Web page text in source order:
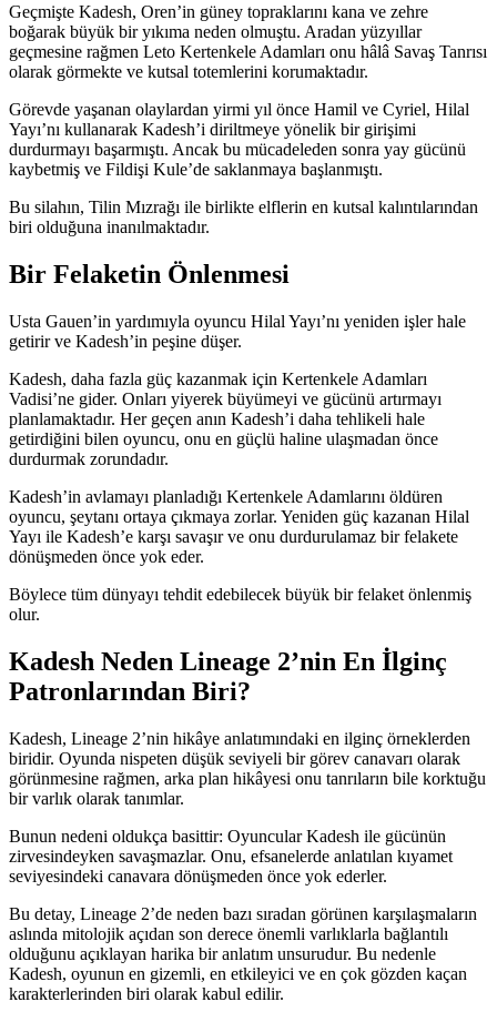
Geçmişte Kadesh, Oren’in güney topraklarını kana ve zehre
boğarak büyük bir yıkıma neden olmuştu. Aradan yüzyıllar
geçmesine rağmen Leto Kertenkele Adamları onu hâlâ Savaş Tanrısı
olarak görmekte ve kutsal totemlerini korumaktadır.
Görevde yaşanan olaylardan yirmi yıl önce Hamil ve Cyriel, Hilal
Yayı’nı kullanarak Kadesh’i diriltmeye yönelik bir girişimi
durdurmayı başarmıştı. Ancak bu mücadeleden sonra yay gücünü
kaybetmiş ve Fildişi Kule’de saklanmaya başlanmıştı.
Bu silahın, Tilin Mızrağı ile birlikte elflerin en kutsal kalıntılarından
biri olduğuna inanılmaktadır.
Bir Felaketin Önlenmesi
Usta Gauen’in yardımıyla oyuncu Hilal Yayı’nı yeniden işler hale
getirir ve Kadesh’in peşine düşer.
Kadesh, daha fazla güç kazanmak için Kertenkele Adamları
Vadisi’ne gider. Onları yiyerek büyümeyi ve gücünü artırmayı
planlamaktadır. Her geçen anın Kadesh’i daha tehlikeli hale
getirdiğini bilen oyuncu, onu en güçlü haline ulaşmadan önce
durdurmak zorundadır.
Kadesh’in avlamayı planladığı Kertenkele Adamlarını öldüren
oyuncu, şeytanı ortaya çıkmaya zorlar. Yeniden güç kazanan Hilal
Yayı ile Kadesh’e karşı savaşır ve onu durdurulamaz bir felakete
dönüşmeden önce yok eder.
Böylece tüm dünyayı tehdit edebilecek büyük bir felaket önlenmiş
olur.
Kadesh Neden Lineage 2’nin En İlginç
Patronlarından Biri?
Kadesh, Lineage 2’nin hikâye anlatımındaki en ilginç örneklerden
biridir. Oyunda nispeten düşük seviyeli bir görev canavarı olarak
görünmesine rağmen, arka plan hikâyesi onu tanrıların bile korktuğu
bir varlık olarak tanımlar.
Bunun nedeni oldukça basittir: Oyuncular Kadesh ile gücünün
zirvesindeyken savaşmazlar. Onu, efsanelerde anlatılan kıyamet
seviyesindeki canavara dönüşmeden önce yok ederler.
Bu detay, Lineage 2’de neden bazı sıradan görünen karşılaşmaların
aslında mitolojik açıdan son derece önemli varlıklarla bağlantılı
olduğunu açıklayan harika bir anlatım unsurudur. Bu nedenle
Kadesh, oyunun en gizemli, en etkileyici ve en çok gözden kaçan
karakterlerinden biri olarak kabul edilir.